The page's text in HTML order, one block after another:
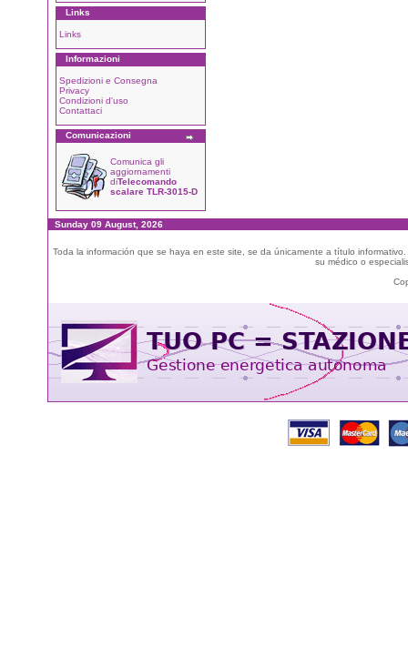
Links
Links
Informazioni
Spedizioni e Consegna
Privacy
Condizioni d'uso
Contattaci
Comunicazioni
Comunica gli
aggiornamenti
diTelecomando
scalare TLR-3015-D
Sunday 09 August, 2026
Toda la información que se haya en este site, se da únicamente a título
su médico o